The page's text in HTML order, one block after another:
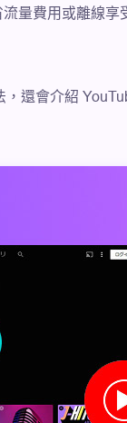
量費用或離線
還會介紹